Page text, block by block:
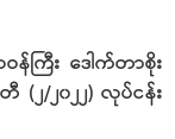
န်ကြီး ဒေါက်တာစိုး
(၂/၂၀၂၂) လုပ်ငန်း